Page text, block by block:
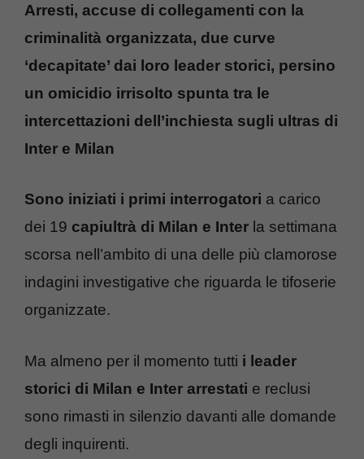
Arresti, accuse di collegamenti con la
criminalità organizzata, due curve
‘decapitate’ dai loro leader storici, persino
un omicidio irrisolto spunta tra le
intercettazioni dell’inchiesta sugli ultras di
Inter e Milan
Sono iniziati i primi interrogatori a carico
dei 19 capiultrà di Milan e Inter la settimana
scorsa nell’ambito di una delle più clamorose
indagini investigative che riguarda le tifoserie
organizzate.
Ma almeno per il momento tutti i leader
storici di Milan e Inter arrestati e reclusi
sono rimasti in silenzio davanti alle domande
degli inquirenti.